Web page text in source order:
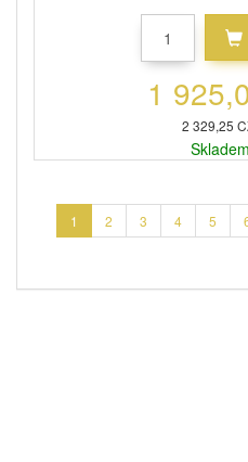
1
2 329,25
1 2 3 4 5